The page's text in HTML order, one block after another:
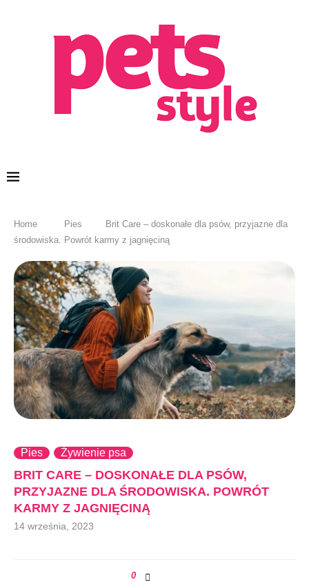
Home Pies
Brit Care – doskonałe dla psów, przyjazne dla
środowiska. Powrót karmy z jagnięciną
Pies Żywienie psa
BRIT CARE – DOSKONAŁE DLA PSÓW,
PRZYJAZNE DLA ŚRODOWISKA. POWRÓT
KARMY Z JAGNIĘCINĄ
14 września, 2023
0